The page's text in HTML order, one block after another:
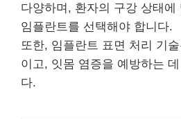
다양하며, 환자의 구강 상태에
임플란트를 선택해야 합니다.
또한, 임플란트 표면 처리 기
이고, 잇몸 염증을 예방하는
다.